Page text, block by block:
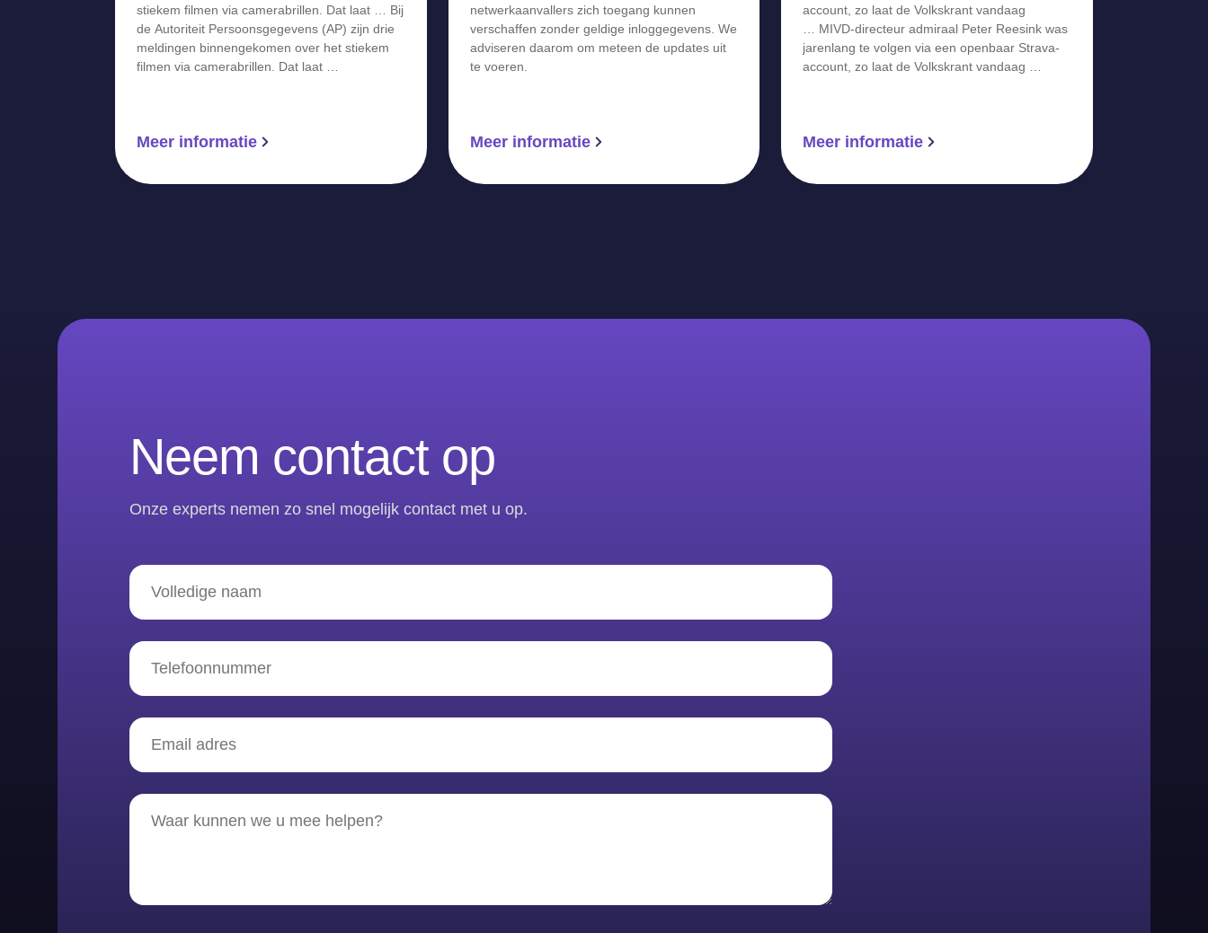
stiekem filmen via camerabrillen. Dat laat … Bij
de Autoriteit Persoonsgegevens (AP) zijn drie
meldingen binnengekomen over het stiekem
filmen via camerabrillen. Dat laat …
Meer informatie
netwerkaanvallers zich toegang kunnen
verschaffen zonder geldige inloggegevens. We
adviseren daarom om meteen de updates uit
te voeren.
Meer informatie
account, zo laat de Volkskrant vandaag
… MIVD-directeur admiraal Peter Reesink was
jarenlang te volgen via een openbaar Strava-
account, zo laat de Volkskrant vandaag …
Meer informatie
Neem contact op
Onze experts nemen zo snel mogelijk contact met u op.